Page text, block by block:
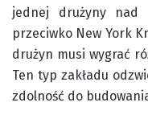
jednej drużyny nad
przeciwko New York
drużyn musi wygrać
Ten typ zakładu
zdolność do